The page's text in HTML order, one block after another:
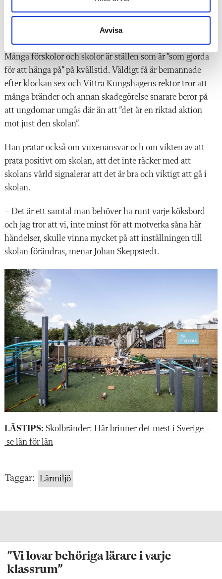
Avvisa
Många förskolor och skolor är ställen som är ”som gjorda
för att hänga på” på kvällstid. Väldigt få är bemannade
efter klockan sex och Vittra Kungshagens rektor tror att
många bränder och annan skadegörelse snarare beror på
att ungdomar umgås där än att ”det är en riktad aktion
mot just den skolan”.
Han pratar också om vuxenansvar och om vikten av att
prata positivt om skolan, att det inte räcker med att
skolans värld signalerar att det är bra och viktigt att gå i
skolan.
– Det är ett samtal man behöver ha runt varje köksbord
och jag tror att vi, inte minst för att motverka såna här
händelser, skulle vinna mycket på att inställningen till
skolan förändras, menar Johan Skeppstedt.
LÄSTIPS: Skolbränder: Här brinner det mest i Sverige –
se län för län
Taggar: Lärmiljö
”Vi lovar behöriga lärare i varje
klassrum”